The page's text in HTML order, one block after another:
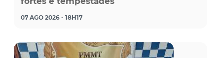
07 AGO 2026 - 18H17